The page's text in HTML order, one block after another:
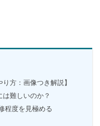
方：画像つき解説】
難しいのか？
程度を見極める